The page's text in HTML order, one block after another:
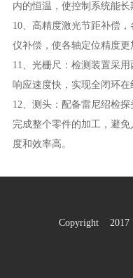
内的恒温，使控制系统能长
10、高精度激光节距补偿
仪补偿，使各轴定位精度更
11、光栅尺：检测装置采
响应速度快，实现全闭环在
12、测头：配备雷尼绍检
完成整个零件的加工，避
度和效率高。
Copyright 2017